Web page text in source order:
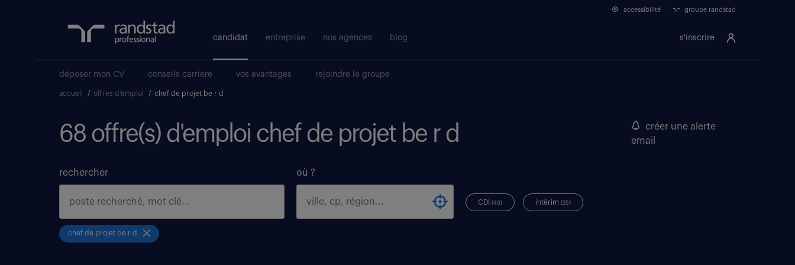
s'inscrire
accessibilité groupe randstad
candidat entreprise nos agences blog
déposer mon CV conseils carriere vos avantages rejoindre le groupe
accueil / offres d'emploi / chef de projet be r d
68 offre(s) d'emploi chef de projet be r d
créer une alerte
email
rechercher
chef de projet be r d
où ?
CDI(43) intérim(25)